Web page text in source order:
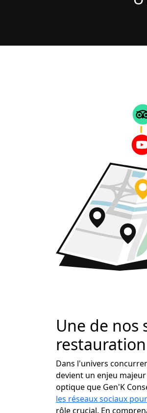
Une de nos
Dans l'univers
devient un enjeu
optique que Gen'K
les réseaux sociaux
rôle crucial. En